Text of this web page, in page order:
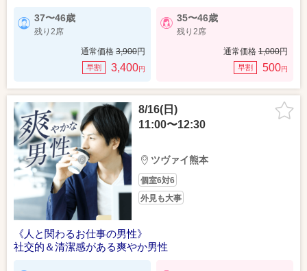
37〜46歳
残り2席
通常価格 3,900円
早割 3,400円
35〜46歳
残り2席
通常価格 1,000円
早割 500円
8/16(日)
11:00〜12:30
ツヴァイ熊本
個室6対6
外見も大事
《人と関わるお仕事の男性》
社交的＆清潔感がある爽やか男性